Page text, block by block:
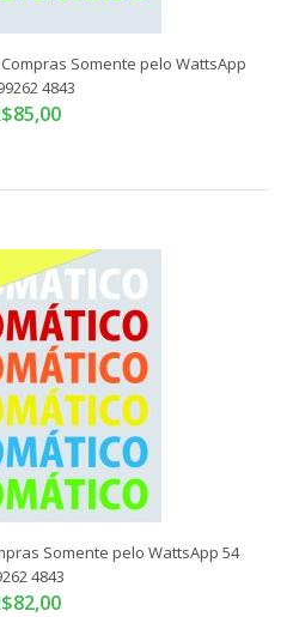
54 99262 4843Tamanho
- Compras Somente pelo
54 99262 4843
Somente pelo WattsApp
4843
Somente pelo WattsApp 54
4843